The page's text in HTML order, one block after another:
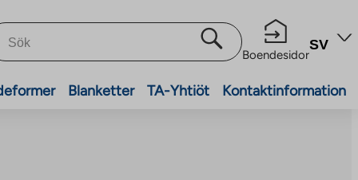
Boendesidor
SV
Blanketter TA-Yhtiöt Kontaktinformation